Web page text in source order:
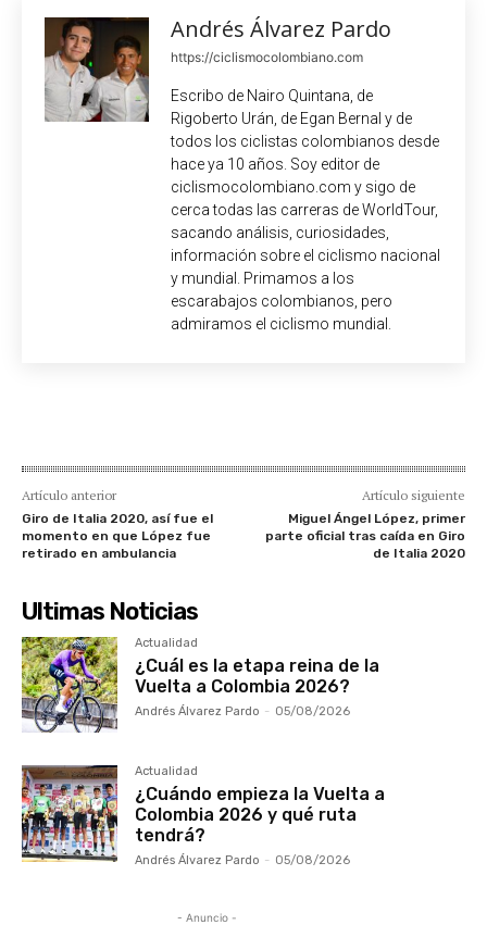
Andrés Álvarez Pardo
https://ciclismocolombiano.com
Escribo de Nairo Quintana, de
Rigoberto Urán, de Egan Bernal y de
todos los ciclistas colombianos desde
hace ya 10 años. Soy editor de
ciclismocolombiano.com y sigo de
cerca todas las carreras de WorldTour,
sacando análisis, curiosidades,
información sobre el ciclismo nacional
y mundial. Primamos a los
escarabajos colombianos, pero
admiramos el ciclismo mundial.
Artículo anterior
Giro de Italia 2020, así fue el
momento en que López fue
retirado en ambulancia
Artículo siguiente
Miguel Ángel López, primer
parte oficial tras caída en Giro
de Italia 2020
Ultimas Noticias
Actualidad
¿Cuál es la etapa reina de la
Vuelta a Colombia 2026?
Andrés Álvarez Pardo - 05/08/2026
Actualidad
¿Cuándo empieza la Vuelta a
Colombia 2026 y qué ruta
tendrá?
Andrés Álvarez Pardo - 05/08/2026
- Anuncio -